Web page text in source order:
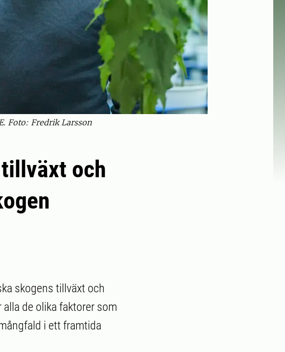
Foto: Fredrik Larsson
och
skogens tillväxt och
de olika faktorer som
i ett framtida